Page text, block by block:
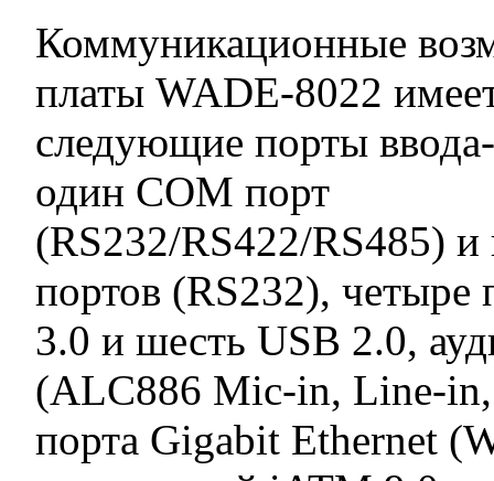
Коммуникационные
платы WADE-8022
следующие порты
один COM порт
(RS232/RS422/RS485) и
портов (RS232), четыре
3.0 и шесть USB 2.0,
(ALC886 Mic-in, Line-
порта Gigabit Ethernet